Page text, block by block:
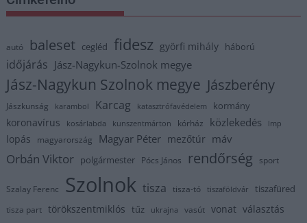
autó baleset cegléd fidesz györfi mihály háború
időjárás Jász-Nagykun-Szolnok megye
Jász-Nagykun Szolnok megye Jászberény
Jászkunság karambol Karcag katasztrófavédelem kormány
koronavírus kosárlabda kunszentmárton kórház közlekedés lmp
lopás magyarország Magyar Péter mezőtúr máv
Orbán Viktor polgármester Pócs János rendőrség sport
Szalay Ferenc Szolnok tisza tisza-tó tiszaföldvár tiszafüred
tisza part törökszentmiklós tűz ukrajna vasút vonat választás